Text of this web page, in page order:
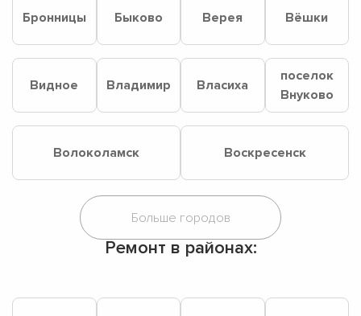
Бронницы Быково Верея Вёшки
Видное Владимир Власиха
поселок
Внуково
Волоколамск Воскресенск
Ремонт в районах: